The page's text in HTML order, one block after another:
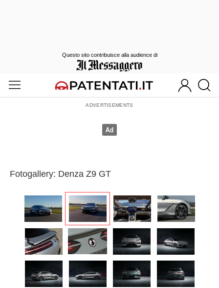
Fotogallery: Denza Z9 GT
Questo sito contribuisce alla audience di